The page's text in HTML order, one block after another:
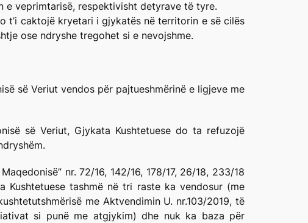
e veprimtarisë, respektivisht detyrave të tyre.
t’i caktojë kryetari i gjykatës në territorin e së cilës
ose ndryshe tregohet si e nevojshme.
së Veriut vendos për pajtueshmërinë e ligjeve me
së Veriut, Gjykata Kushtetuese do ta refuzojë
nr. 72/16, 142/16, 178/17, 26/18, 233/18
Kushtetuese tashmë në tri raste ka vendosur (me
me Aktvendimin U. nr.103/2019, të
si punë me atgjykim) dhe nuk ka baza për